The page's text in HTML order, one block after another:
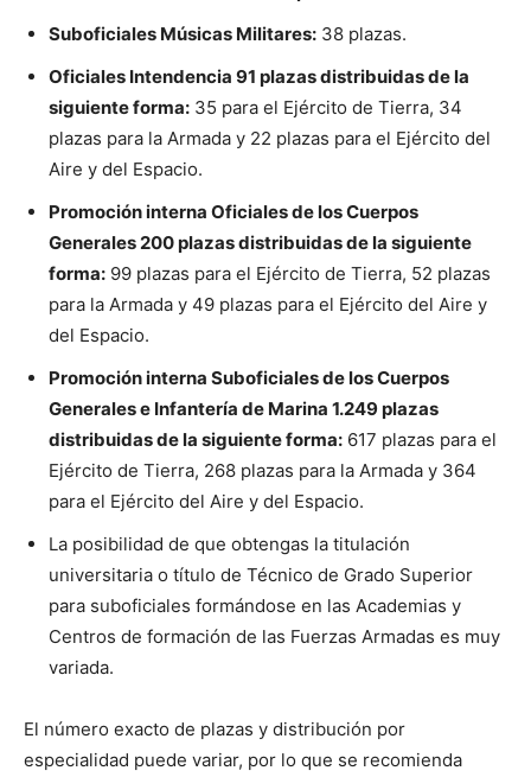
Suboficiales Músicas Militares: 38 plazas.
Oficiales Intendencia 91 plazas distribuidas de la
siguiente forma: 35 para el Ejército de Tierra, 34
plazas para la Armada y 22 plazas para el Ejército del
Aire y del Espacio.
Promoción interna Oficiales de los Cuerpos
Generales 200 plazas distribuidas de la siguiente
forma: 99 plazas para el Ejército de Tierra, 52 plazas
para la Armada y 49 plazas para el Ejército del Aire y
del Espacio.
Promoción interna Suboficiales de los Cuerpos
Generales e Infantería de Marina 1.249 plazas
distribuidas de la siguiente forma: 617 plazas para el
Ejército de Tierra, 268 plazas para la Armada y 364
para el Ejército del Aire y del Espacio.
La posibilidad de que obtengas la titulación
universitaria o título de Técnico de Grado Superior
para suboficiales formándose en las Academias y
Centros de formación de las Fuerzas Armadas es muy
variada.
El número exacto de plazas y distribución por
especialidad puede variar, por lo que se recomienda